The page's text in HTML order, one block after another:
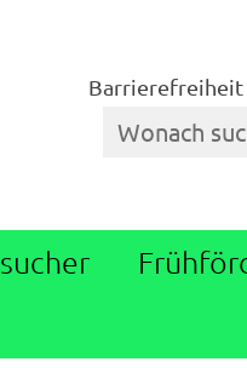
Barrierefreiheit